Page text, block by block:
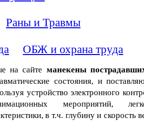
Раны и Травмы
ОБЖ и охрана труда
на сайте манекены
состояния, и
устройство электронного
мероприятий,
в т.ч. глубину и скорость